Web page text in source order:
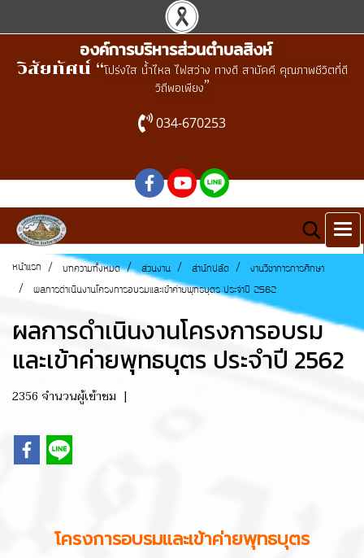
องค์การบริหารส่วนตำบลสิงห์
วิสัยทัศน์ “โปร่งใส น้ำไหล ไฟสว่าง ทางดี สามัคคี คุณภาพชีวิตที่ดี
วิถีพอเพียง”
034-670253
หน้าแรก บทความทั้งหมด ส่วนงาน สำนักปลัด งานวิชาการการศึกษา
ผลการดำเนินงานโครงการอบรมและเข้าค่ายพุทธบุตร ประจำปี 2562
ผลการดำเนินงานโครงการอบรม
และเข้าค่ายพุทธบุตร ประจำปี 2562
2356 จำนวนผู้เข้าชม |
โครงการอบรมและเข้าค่ายพุทธบุตร